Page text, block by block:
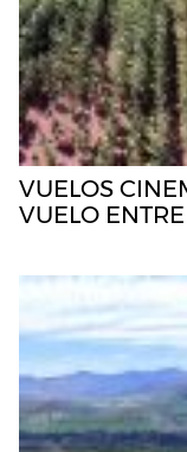
VUELOS
VUELO